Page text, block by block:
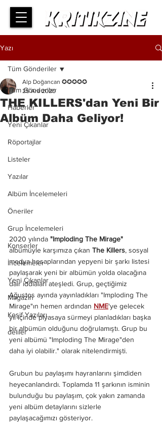
Yazı
Tüm Gönderiler
Haberler
Yeni Çıkanlar
Röportajlar
Listeler
Yazılar
Albüm İncelemeleri
Öneriler
Grup İncelemeleri
Konserler
İncelemeler
Yeni Çıkanlar
Magazin
Keşif Yazıları
deliler
Tüm Gönderiler
THE KILLERS'dan Yeni Bir
Albüm Daha Geliyor!
Alp Doğancan ✪✪✪✪✪
25 Ara 2020
2020 yılında "Imploding The Mirage"
albümüyle karşımıza çıkan The Killers, sosyal
medya hesaplarından yepyeni bir şarkı listesi
paylaşarak yeni bir albümün yolda olacağına
dair iddiaları ateşledi. Grup, geçtiğimiz
Ağustos ayında yayınladıkları "Imploding The
Mirage"ın hemen ardından NME'ye gelecek
yıl içinde piyasaya sürmeyi planladıkları başka
bir albümün olduğunu doğrulamıştı. Grup bu
yeni albümü "Imploding The Mirage"den
daha iyi olabilir." olarak nitelendirmişti.
Grubun bu paylaşımı hayranlarını şimdiden
heyecanlandırdı. Toplamda 11 şarkının isminin
bulunduğu bu paylaşım, çok yakın zamanda
yeni albüm detaylarını sizlerle
paylaşacağımızı gösteriyor.